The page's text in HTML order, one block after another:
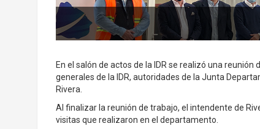
En el salón de actos de la IDR se realizó una
generales de la IDR, autoridades de la Junta
Rivera.
Al finalizar la reunión de trabajo, el intendente de
visitas que realizaron en el departamento.